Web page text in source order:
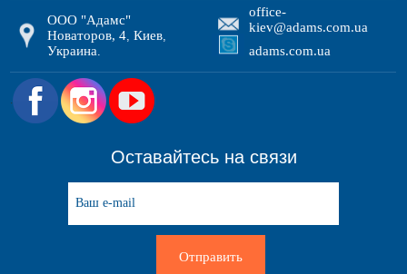
ООО "Адамс"
Новаторов, 4 ,Киев
Украина
office-
kiev@adams.com.ua
adams.com.ua
.
Оставайтесь на связи
Отправить